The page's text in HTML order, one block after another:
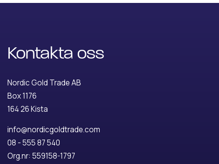
Kontakta oss
Nordic Gold Trade AB
Box 1176
164 26 Kista
info@nordicgoldtrade.com
08 - 555 87 540
Org.nr: 559158-1797